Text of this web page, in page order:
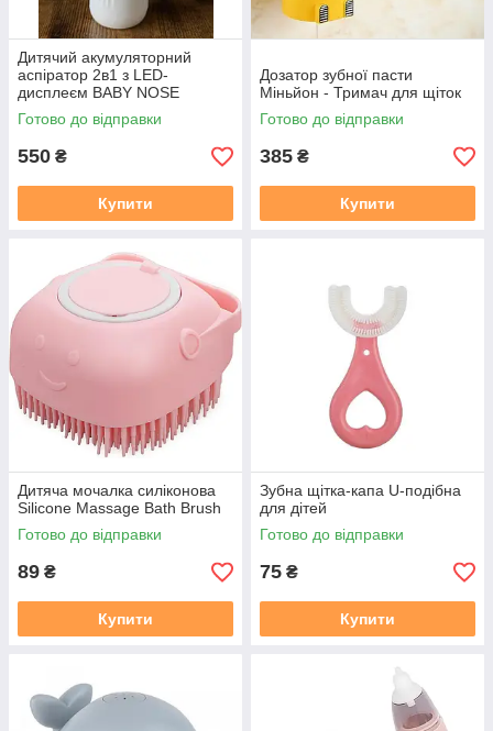
Дитячий акумуляторний
аспіратор 2в1 з LED-
дисплеєм BABY NOSE
Готово до відправки
550 ₴
Купити
Дозатор зубної пасти
Міньйон - Тримач для щіток
Готово до відправки
385 ₴
Купити
Дитяча мочалка силіконова
Silicone Massage Bath Brush
Готово до відправки
89 ₴
Купити
Зубна щітка-капа U-подібна
для дітей
Готово до відправки
75 ₴
Купити